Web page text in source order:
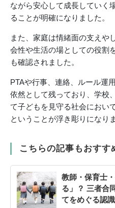
ながら安心して成長していく
ることが明確になりました。
また、家庭は情緒面の支えや
会性や生活の場としての役割
も確認されました。
PTAや行事、連絡、ルール運
依然として残っており、学校
て子どもを見守る社会におい
ということが浮き彫りになり
こちらの記事もおすす
教師・保育士
る」？ 三者合
てをめぐる認